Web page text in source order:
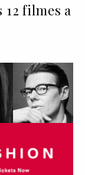
12 filmes a